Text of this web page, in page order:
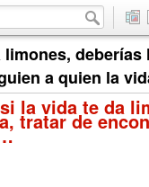
deberías
a quien la
la vida te da
tratar de